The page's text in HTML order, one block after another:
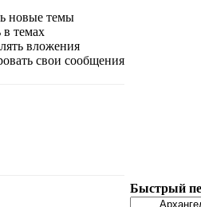
новые темы
в темах
вложения
свои сообщения
Быстрый